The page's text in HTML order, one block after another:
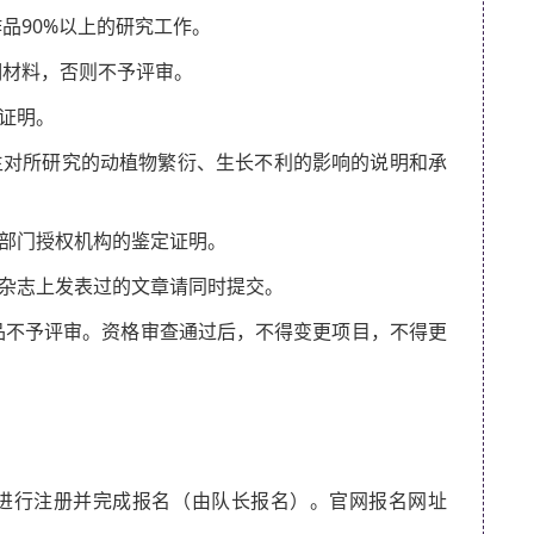
90%以上的研究工作。
料，否则不予评审。
明。
所研究的动植物繁衍、生长不利的影响的说明和承
授权机构的鉴定证明。
上发表过的文章请同时提交。
予评审。资格审查通过后，不得变更项目，不得更
行注册并完成报名（由队长报名）。官网报名网址